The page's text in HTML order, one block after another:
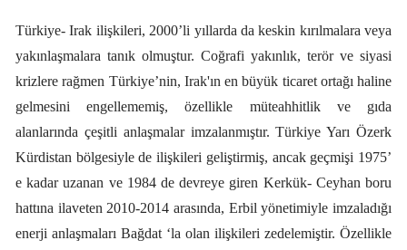
Türkiye- Irak ilişkileri, 2000’li yıllarda da keskin kırılmalara veya
yakınlaşmalara tanık olmuştur. Coğrafi yakınlık, terör ve siyasi
krizlere rağmen Türkiye’nin, Irak'ın en büyük ticaret ortağı haline
gelmesini engellememiş, özellikle müteahhitlik ve gıda
alanlarında çeşitli anlaşmalar imzalanmıştır. Türkiye Yarı Özerk
Kürdistan bölgesiyle de ilişkileri geliştirmiş, ancak geçmişi 1975’
e kadar uzanan ve 1984 de devreye giren Kerkük- Ceyhan boru
hattına ilaveten 2010-2014 arasında, Erbil yönetimiyle imzaladığı
enerji anlaşmaları Bağdat ‘la olan ilişkileri zedelemiştir. Özellikle